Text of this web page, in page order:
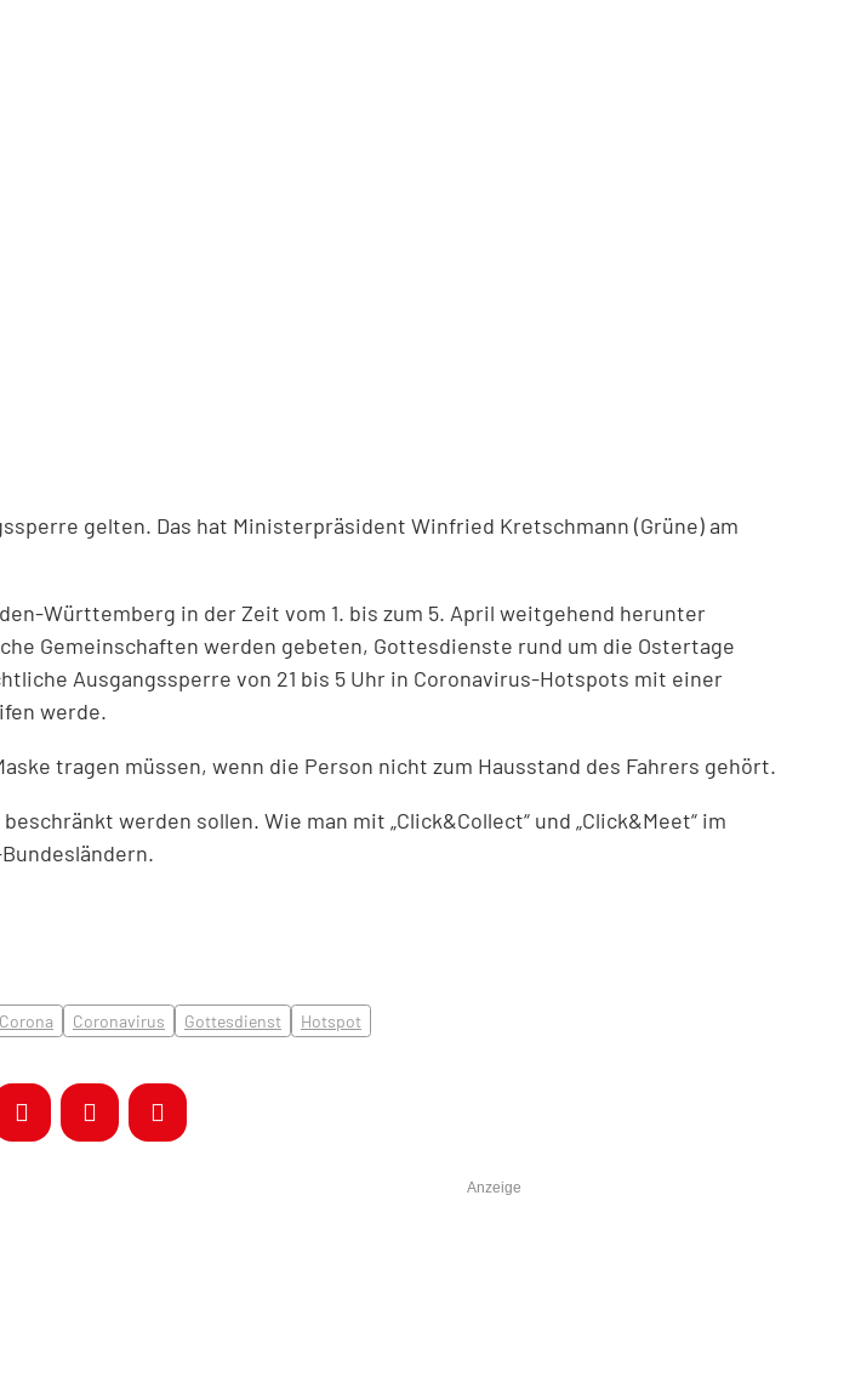
gelten. Das hat Ministerpräsident Winfried Kretschmann (Grüne) am
Württemberg in der Zeit vom 1. bis zum 5. April weitgehend herunter
Gemeinschaften werden gebeten, Gottesdienste rund um die Ostertage
Ausgangssperre von 21 bis 5 Uhr in Coronavirus-Hotspots mit einer
werde.
tragen müssen, wenn die Person nicht zum Hausstand des Fahrers gehört.
werden sollen. Wie man mit „Click&Collect“ und „Click&Meet“ im
Corona Coronavirus Gottesdienst Hotspot
Anzeige